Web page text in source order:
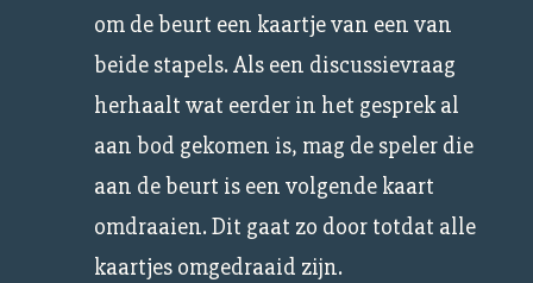
om de beurt een kaartje van een van
beide stapels. Als een discussievraag
herhaalt wat eerder in het gesprek al
aan bod gekomen is, mag de speler die
aan de beurt is een volgende kaart
omdraaien. Dit gaat zo door totdat alle
kaartjes omgedraaid zijn.